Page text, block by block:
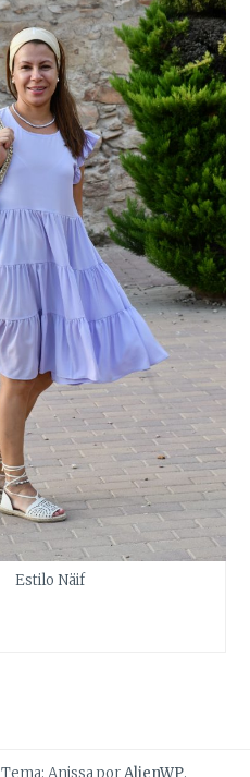
Estilo Näif
Tema: Anissa por AlienWP.